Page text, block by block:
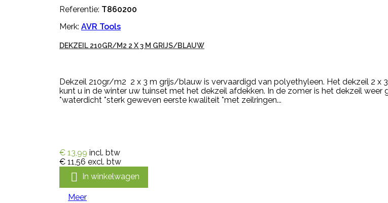
Referentie: T860200
Merk: AVR Tools
DEKZEIL 210GR/M2 2 X 3 M GRIJS/BLAUW
Dekzeil 210gr/m2 2 x 3 m grijs/blauw is vervaardigd van polyethyleen. Het dekzeil 2 x
kunt u in de winter uw tuinset met het dekzeil afdekken. In de zomer is het dekzeil
*waterdicht *sterk geweven eerste kwaliteit *met zeilringen...
€ 13,99 incl. btw
€ 11,56 excl. btw
 In winkelwagen
Meer